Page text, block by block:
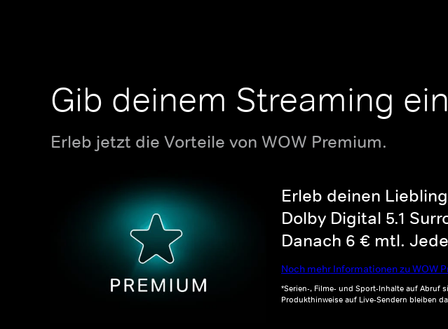
Gib deinem Streaming
Erleb jetzt die Vorteile von WOW Premium.
Erleb deinen
Dolby Digital 5.1
Danach 6 € mtl.
Noch mehr Informationen zu WOW
*Serien-, Filme- und Sport-Inhalte auf Abruf
Produkthinweise auf Live-Sendern bleiben